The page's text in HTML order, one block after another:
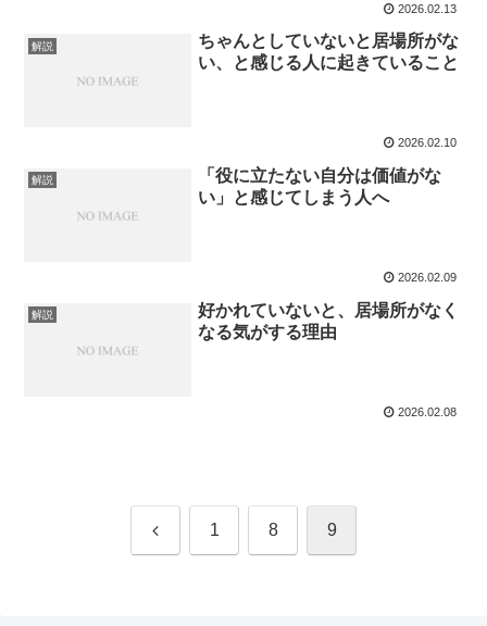
2026.02.13
解説
ちゃんとしていないと居場所がな
い、と感じる人に起きていること
2026.02.10
解説
「役に立たない自分は価値がな
い」と感じてしまう人へ
2026.02.09
解説
好かれていないと、居場所がなく
なる気がする理由
2026.02.08
前 1 8 9